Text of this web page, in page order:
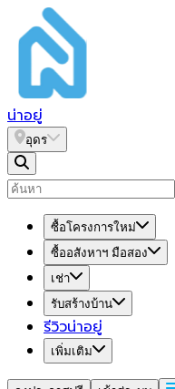
น่าอยู่
อุดร
ซื้อโครงการใหม่
ซื้ออสังหาฯ มือสอง
เช่า
รับสร้างบ้าน
รีวิวน่าอยู่
เพิ่มเติม